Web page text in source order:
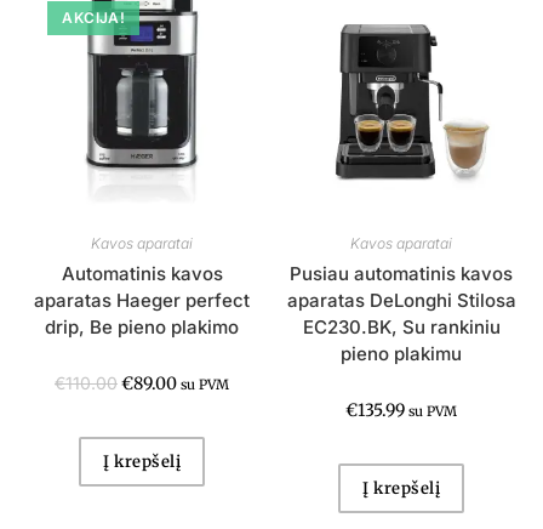
AKCIJA!
Kavos aparatai
Automatinis kavos
aparatas Haeger perfect
drip, Be pieno plakimo
€110.00€89.00 su PVM
Į krepšelį
Kavos aparatai
Pusiau automatinis kavos
aparatas DeLonghi Stilosa
EC230.BK, Su rankiniu
pieno plakimu
€135.99 su PVM
Į krepšelį